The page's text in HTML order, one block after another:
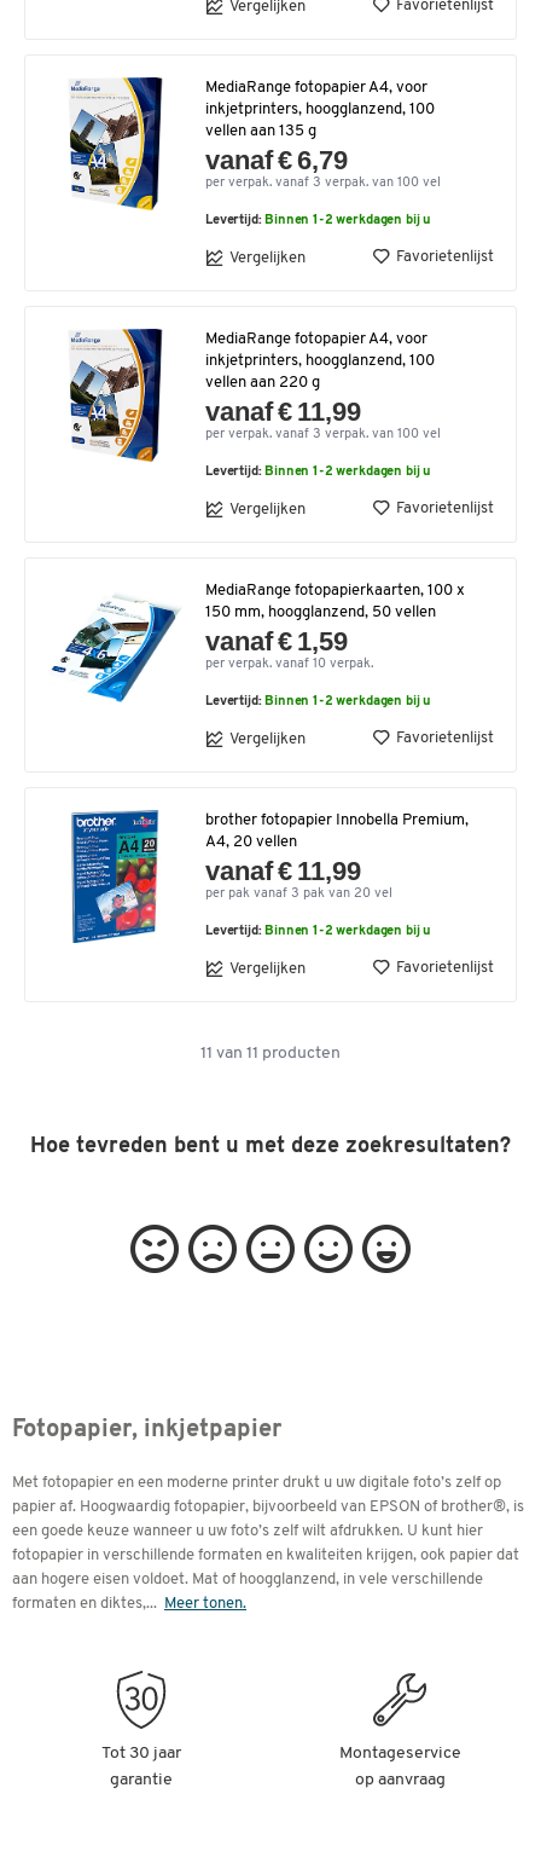
Vergelijken Favorietenlijst
MediaRange fotopapier A4, voor
inkjetprinters, hoogglanzend, 100
vellen aan 135 g
vanaf € 6,79
per verpak. vanaf 3 verpak. van 100 vel
Levertijd: Binnen 1-2 werkdagen bij u
Vergelijken Favorietenlijst
MediaRange fotopapier A4, voor
inkjetprinters, hoogglanzend, 100
vellen aan 220 g
vanaf € 11,99
per verpak. vanaf 3 verpak. van 100 vel
Levertijd: Binnen 1-2 werkdagen bij u
Vergelijken Favorietenlijst
MediaRange fotopapierkaarten, 100 x
150 mm, hoogglanzend, 50 vellen
vanaf € 1,59
per verpak. vanaf 10 verpak.
Levertijd: Binnen 1-2 werkdagen bij u
Vergelijken Favorietenlijst
brother fotopapier Innobella Premium,
A4, 20 vellen
vanaf € 11,99
per pak vanaf 3 pak van 20 vel
Levertijd: Binnen 1-2 werkdagen bij u
Vergelijken Favorietenlijst
11 van 11 producten
Hoe tevreden bent u met deze zoekresultaten?
Fotopapier, inkjetpapier
Met fotopapier en een moderne printer drukt u uw digitale foto’s zelf op
papier af. Hoogwaardig fotopapier, bijvoorbeeld van EPSON of brother®, is
een goede keuze wanneer u uw foto’s zelf wilt afdrukken. U kunt hier
fotopapier in verschillende formaten en kwaliteiten krijgen, ook papier dat
aan hogere eisen voldoet. Mat of hoogglanzend, in vele verschillende
formaten en diktes,... Meer tonen.
Tot 30 jaar
garantie
Montageservice
op aanvraag